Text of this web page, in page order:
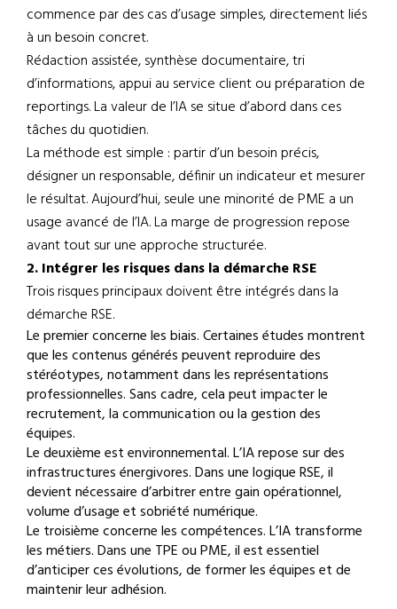
commence par des cas d’usage simples, directement liés
à un besoin concret.
Rédaction assistée, synthèse documentaire, tri
d’informations, appui au service client ou préparation de
reportings. La valeur de l’IA se situe d’abord dans ces
tâches du quotidien.
La méthode est simple : partir d’un besoin précis,
désigner un responsable, définir un indicateur et mesurer
le résultat. Aujourd’hui, seule une minorité de PME a un
usage avancé de l’IA. La marge de progression repose
avant tout sur une approche structurée.
2. Intégrer les risques dans la démarche RSE
Trois risques principaux doivent être intégrés dans la
démarche RSE.
Le premier concerne les biais. Certaines études montrent
que les contenus générés peuvent reproduire des
stéréotypes, notamment dans les représentations
professionnelles. Sans cadre, cela peut impacter le
recrutement, la communication ou la gestion des
équipes.
Le deuxième est environnemental. L’IA repose sur des
infrastructures énergivores. Dans une logique RSE, il
devient nécessaire d’arbitrer entre gain opérationnel,
volume d’usage et sobriété numérique.
Le troisième concerne les compétences. L’IA transforme
les métiers. Dans une TPE ou PME, il est essentiel
d’anticiper ces évolutions, de former les équipes et de
maintenir leur adhésion.